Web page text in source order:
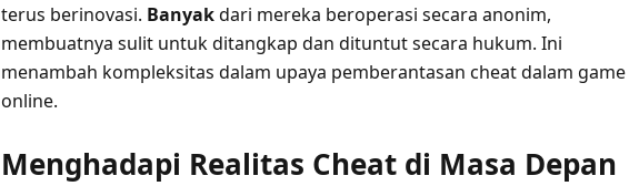
terus berinovasi. Banyakdari mereka beroperasi secara anonim,
membuatnya sulit untuk ditangkap dan dituntut secara hukum. Ini
menambah kompleksitas dalam upaya pemberantasan cheat dalam game
online.
Menghadapi Realitas Cheat di Masa Depan